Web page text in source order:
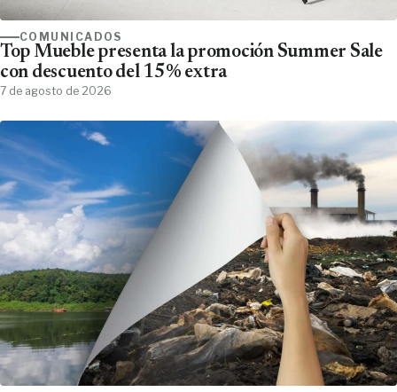
COMUNICADOS
Top Mueble presenta la promoción Summer Sale
con descuento del 15% extra
7 de agosto de 2026